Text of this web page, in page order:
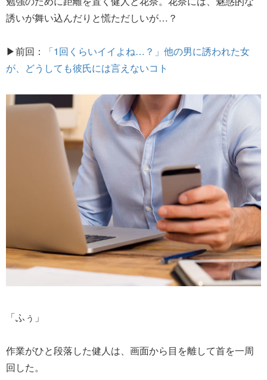
誘いが舞い込んだりと慌ただしいが…？
▶前回：
「1回くらいイイよね…？」他の男に誘われた女
が、どうしても彼氏には言えないコト
「ふぅ」
作業がひと段落した健人は、画面から目を離して首を一周
回した。